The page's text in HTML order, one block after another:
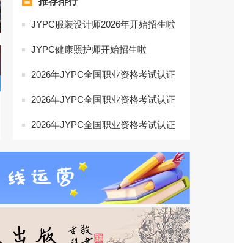
JYPC服装设计师2026年开始招生啦
JYPC健康照护师开始招生啦
2026年JYPC全国职业资格考试认证
2026年JYPC全国职业资格考试认证
2026年JYPC全国职业资格考试认证